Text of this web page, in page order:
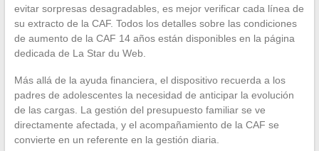
evitar sorpresas desagradables, es mejor verificar cada línea de
su extracto de la CAF. Todos los detalles sobre las condiciones
de aumento de la CAF 14 años están disponibles en la página
dedicada de La Star du Web.
Más allá de la ayuda financiera, el dispositivo recuerda a los
padres de adolescentes la necesidad de anticipar la evolución
de las cargas. La gestión del presupuesto familiar se ve
directamente afectada, y el acompañamiento de la CAF se
convierte en un referente en la gestión diaria.